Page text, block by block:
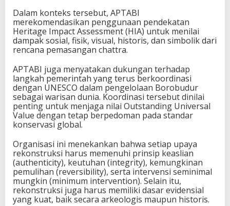
Dalam konteks tersebut, APTABI
merekomendasikan penggunaan pendekatan
Heritage Impact Assessment (HIA) untuk menilai
dampak sosial, fisik, visual, historis, dan simbolik dari
rencana pemasangan chattra.
APTABI juga menyatakan dukungan terhadap
langkah pemerintah yang terus berkoordinasi
dengan UNESCO dalam pengelolaan Borobudur
sebagai warisan dunia. Koordinasi tersebut dinilai
penting untuk menjaga nilai Outstanding Universal
Value dengan tetap berpedoman pada standar
konservasi global.
Organisasi ini menekankan bahwa setiap upaya
rekonstruksi harus memenuhi prinsip keaslian
(authenticity), keutuhan (integrity), kemungkinan
pemulihan (reversibility), serta intervensi seminimal
mungkin (minimum intervention). Selain itu,
rekonstruksi juga harus memiliki dasar evidensial
yang kuat, baik secara arkeologis maupun historis.